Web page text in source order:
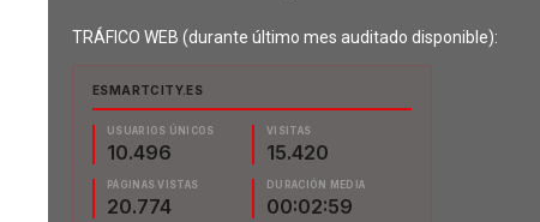
TRÁFICO WEB (durante último mes auditado disponible):